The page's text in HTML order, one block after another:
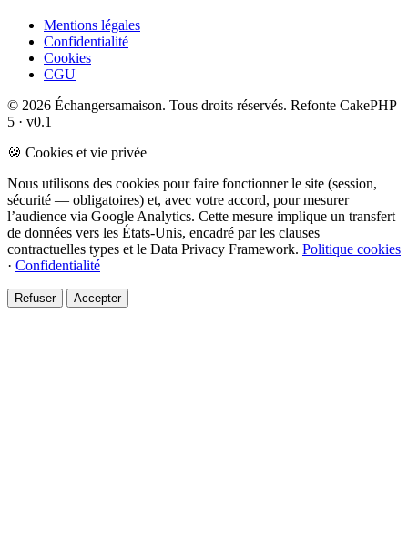
Mentions légales
Confidentialité
Cookies
CGU
© 2026 Échangersamaison. Tous droits réservés. Refonte CakePHP
5 · v0.1
🍪 Cookies et vie privée
Nous utilisons des cookies pour faire fonctionner le site (session,
sécurité — obligatoires) et, avec votre accord, pour mesurer
l’audience via Google Analytics. Cette mesure implique un transfert
de données vers les États-Unis, encadré par les clauses
contractuelles types et le Data Privacy Framework. Politique cookies
· Confidentialité
Refuser Accepter